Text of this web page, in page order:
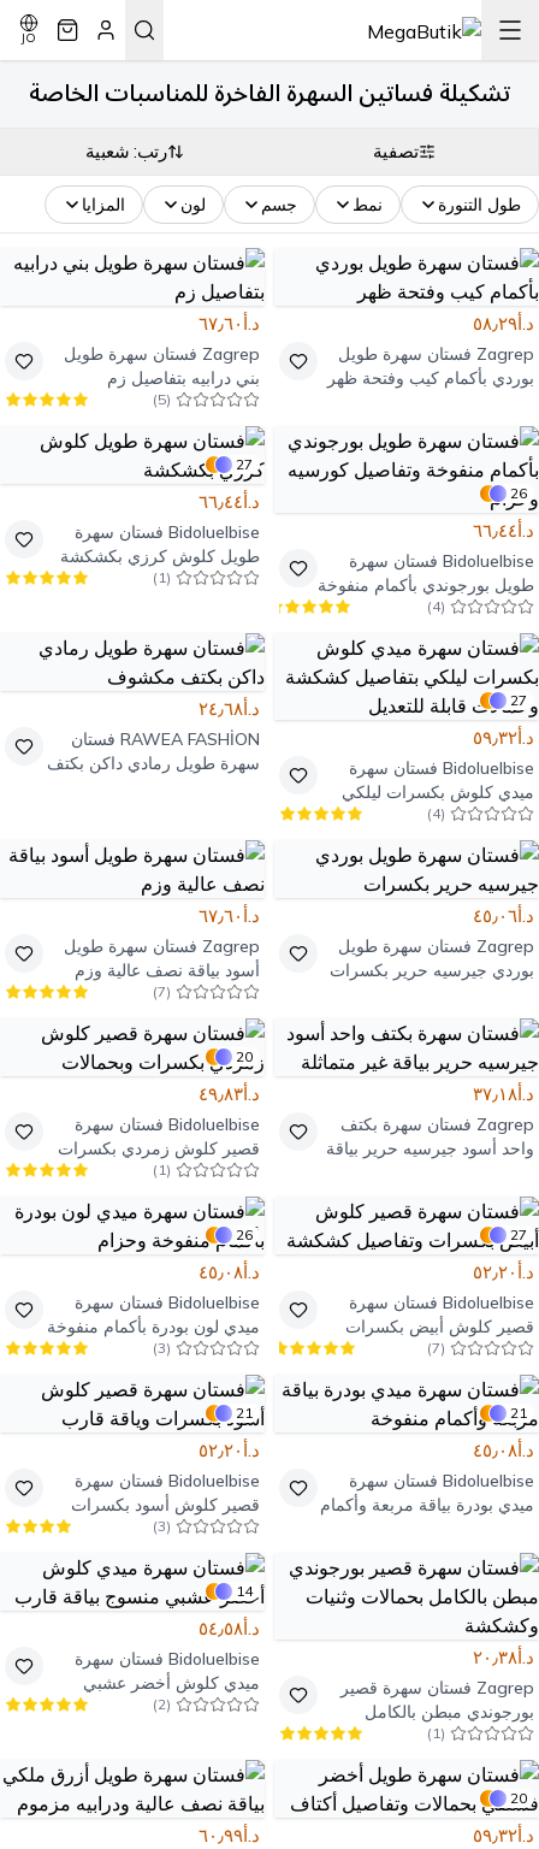
JO
تشكيلة فساتين السهرة الفاخرة للمناسبات الخاصة
تصفية رتب: شعبية
طول التنورة نمط جسم لون المزايا
د.أ٥٨٫٢٩
Zagrep فستان سهرة طويل
بوردي بأكمام كيب وفتحة ظهر
د.أ٦٧٫٦٠
Zagrep فستان سهرة طويل
بني درابيه بتفاصيل زم
(
5
)
26
د.أ٦٦٫٤٤
Bidoluelbise فستان سهرة
طويل بورجوندي بأكمام منفوخة
وتفاصيل كورسيه وحزام
(
4
)
27
د.أ٦٦٫٤٤
Bidoluelbise فستان سهرة
طويل كلوش كرزي بكشكشة
(
1
)
27
د.أ٥٩٫٣٢
Bidoluelbise فستان سهرة
ميدي كلوش بكسرات ليلكي
بتفاصيل كشكشة وحمالات
قابلة للتعديل
(
4
)
د.أ٢٤٫٦٨
RAWEA FASHİON فستان
سهرة طويل رمادي داكن بكتف
د.أ٤٥٫٠٦
Zagrep فستان سهرة طويل
بوردي جيرسيه حرير بكسرات
د.أ٦٧٫٦٠
Zagrep فستان سهرة طويل
أسود بياقة نصف عالية وزم
(
7
)
د.أ٣٧٫١٨
Zagrep فستان سهرة بكتف
واحد أسود جيرسيه حرير بياقة
20
د.أ٤٩٫٨٣
Bidoluelbise فستان سهرة
قصير كلوش زمردي بكسرات
وبحمالات
(
1
)
27
د.أ٥٢٫٢٠
Bidoluelbise فستان سهرة
قصير كلوش أبيض بكسرات
وتفاصيل كشكشة
(
7
)
26
د.أ٤٥٫٠٨
Bidoluelbise فستان سهرة
ميدي لون بودرة بأكمام منفوخة
وحزام
(
3
)
21
د.أ٤٥٫٠٨
Bidoluelbise فستان سهرة
ميدي بودرة بياقة مربعة وأكمام
21
د.أ٥٢٫٢٠
Bidoluelbise فستان سهرة
قصير كلوش أسود بكسرات
وياقة قارب
(
3
)
د.أ٢٠٫٣٨
Zagrep فستان سهرة قصير
بورجوندي مبطن بالكامل
بحمالات وثنيات وكشكشة
(
1
)
14
د.أ٥٤٫٥٨
Bidoluelbise فستان سهرة
ميدي كلوش أخضر عشبي
منسوج بياقة قارب
(
2
)
20
د.أ٥٩٫٣٢ د.أ٦٠٫٩٩